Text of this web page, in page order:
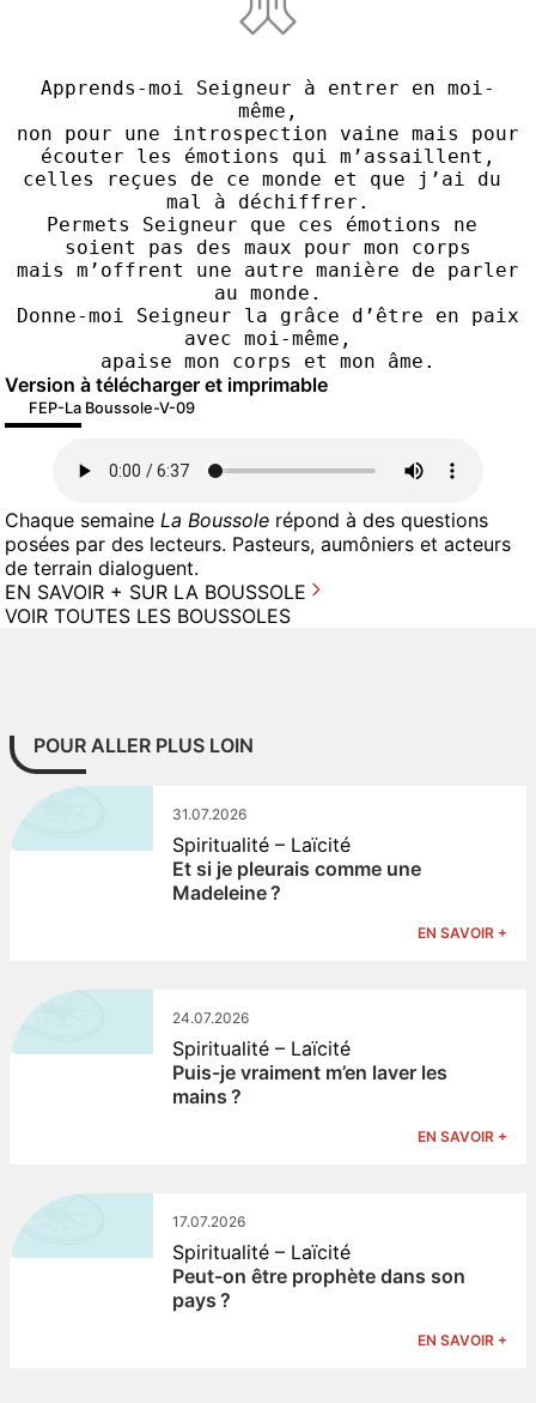
Apprends-moi Seigneur à entrer en moi-
même,
non pour une introspection vaine mais pour
écouter les émotions qui m’assaillent,
celles reçues de ce monde et que j’ai du
mal à déchiffrer.
Permets Seigneur que ces émotions ne
soient pas des maux pour mon corps
mais m’offrent une autre manière de parler
au monde.
Donne-moi Seigneur la grâce d’être en paix
avec moi-même,
apaise mon corps et mon âme.
Version à télécharger et imprimable
FEP-La Boussole-V-09
Chaque semaine La Boussole répond à des questions
posées par des lecteurs. Pasteurs, aumôniers et acteurs
de terrain dialoguent.
EN SAVOIR + SUR LA BOUSSOLE
VOIR TOUTES LES BOUSSOLES
POUR ALLER PLUS LOIN
31.07.2026
Spiritualité – Laïcité
Et si je pleurais comme une
Madeleine ?
EN SAVOIR +
24.07.2026
Spiritualité – Laïcité
Puis-je vraiment m’en laver les
mains ?
EN SAVOIR +
17.07.2026
Spiritualité – Laïcité
Peut-on être prophète dans son
pays ?
EN SAVOIR +